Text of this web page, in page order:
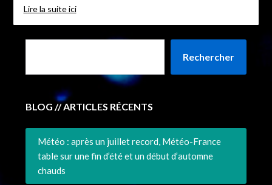
Lire la suite ici
Rechercher
BLOG // ARTICLES RÉCENTS
Météo : après un juillet record, Météo-France
table sur une fin d’été et un début d’automne
chauds